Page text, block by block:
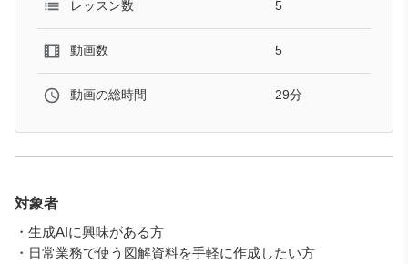
レッスン数 5
動画数 5
動画の総時間 29分
対象者
・生成AIに興味がある方
・日常業務で使う図解資料を手軽に作成したい方